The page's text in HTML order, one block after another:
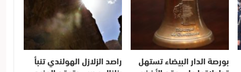
بورصة الدار البيضاء تستهل راصد الزلازل الهولندي تنبأ